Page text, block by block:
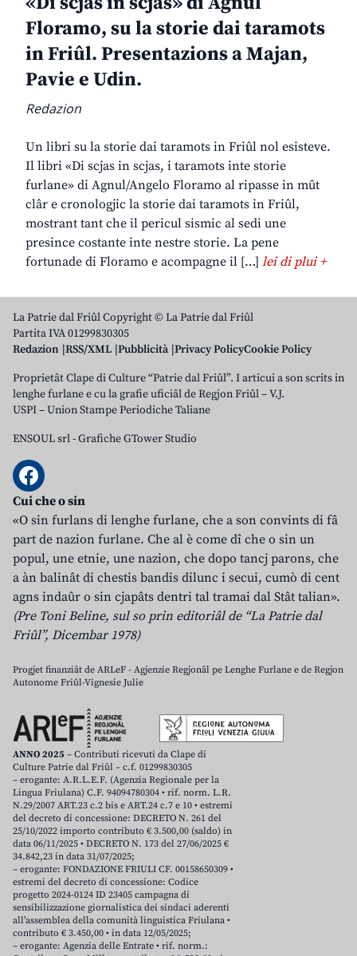
Floramo, su la storie dai taramots
in Friûl. Presentazions a Majan,
Pavie e Udin.
Redazion
Un libri su la storie dai taramots in Friûl nol esisteve.
Il libri «Di scjas in scjas, i taramots inte storie
furlane» di Agnul/Angelo Floramo al ripasse in mût
clâr e cronologjic la storie dai taramots in Friûl,
mostrant tant che il pericul sismic al sedi une
presince costante inte nestre storie. La pene
fortunade di Floramo e acompagne il […] lei di plui +
La Patrie dal Friûl Copyright © La Patrie dal Friûl
Partita IVA 01299830305
Redazion RSS/XML Pubblicità Privacy PolicyCookie Policy
Proprietât Clape di Culture “Patrie dal Friûl”. I articui a son scrits in
lenghe furlane e cu la grafie uficiâl de Regjon Friûl – V.J.
USPI – Union Stampe Periodiche Taliane
ENSOUL srl-Grafiche GTower Studio
Cui che o sin
«O sin furlans di lenghe furlane, che a son convints di fâ
part de nazion furlane. Che al è come dî che o sin un
popul, une etnie, une nazion, che dopo tancj parons, che
a àn balinât di chestis bandis dilunc i secui, cumò di cent
agns indaûr o sin cjapâts dentri tal tramai dal Stât talian».
(Pre Toni Beline, sul so prin editoriâl de “La Patrie dal
Friûl”, Dicembar 1978)
Progjet finanziât de ARLeF - Agjenzie Regjonâl pe Lenghe Furlane e de Regjon
Autonome Friûl-Vignesie Julie
ANNO 2025 – Contributi ricevuti da Clape di
Culture Patrie dal Friûl – c.f. 01299830305
– erogante: A.R.L.E.F. (Agenzia Regionale per la
Lingua Friulana) C.F. 94094780304 • rif. norm. L.R.
N.29/2007 ART.23 c.2 bis e ART.24 c.7 e 10 • estremi
del decreto di concessione: DECRETO N. 261 del
25/10/2022 importo contributo € 3.500,00 (saldo) in
data 06/11/2025 • DECRETO N. 173 del 27/06/2025 €
34.842,23 in data 31/07/2025;
– erogante: FONDAZIONE FRIULI CF. 00158650309 •
estremi del decreto di concessione: Codice
progetto 2024-0124 ID 23405 campagna di
sensibilizzazione giornalistica dei sindaci aderenti
all’assemblea della comunità linguistica Friulana •
contributo € 3.450,00 • in data 12/05/2025;
– erogante: Agenzia delle Entrate • rif. norm.: